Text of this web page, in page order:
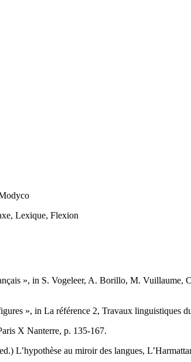
Lexique, Flexion
», in S. Vogeleer, A. Borillo, M. Vuillaume,
», in La référence 2, Travaux linguistiques
X Nanterre, p. 135-167.
L’hypothèse au miroir des langues,